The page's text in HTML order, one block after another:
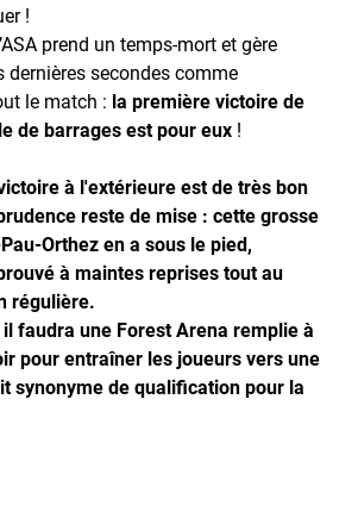
!
prend un temps-mort et gère
dernières secondes comme
le match : la première victoire de
de barrages est pour eux !
à l'extérieure est de très bon
reste de mise : cette grosse
Orthez en a sous le pied,
à maintes reprises tout au
régulière.
faudra une Forest Arena remplie à
pour entraîner les joueurs vers une
synonyme de qualification pour la